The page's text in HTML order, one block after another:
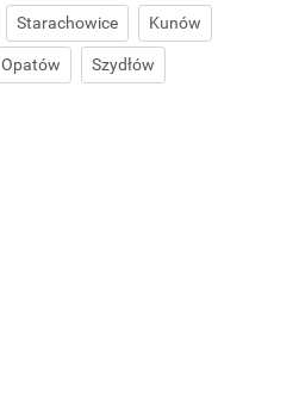
Starachowice Kunów
Opatów Szydłów